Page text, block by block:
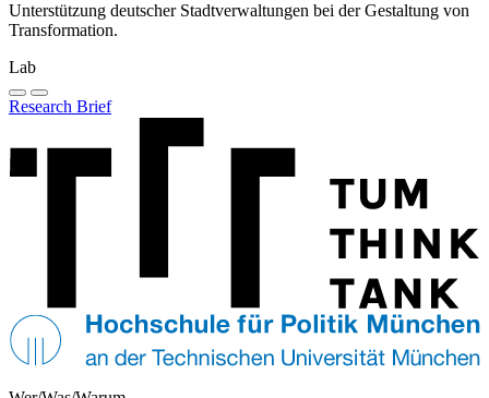
Unterstützung deutscher Stadtverwaltungen bei der Gestaltung von
Transformation.
Lab
Research Brief